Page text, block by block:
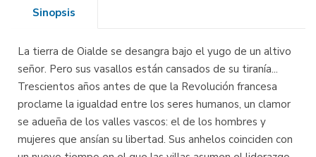
Sinopsis
La tierra de Oialde se desangra bajo el yugo de un altivo
señor. Pero sus vasallos están cansados de su tiranía...
Trescientos años antes de que la Revolución francesa
proclame la igualdad entre los seres humanos, un clamor
se adueña de los valles vascos: el de los hombres y
mujeres que ansían su libertad. Sus anhelos coinciden con